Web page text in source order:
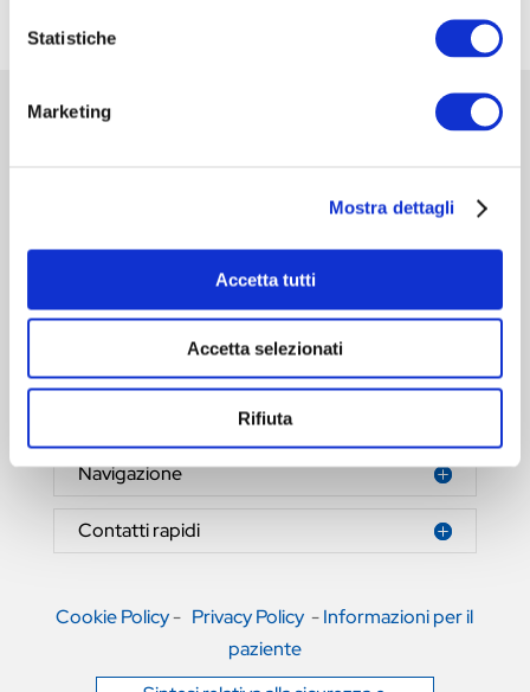
Statistiche
Marketing
Mostra dettagli
Accetta tutti
Accetta selezionati
Rifiuta
HERNIAMESH® S.r.l.
Area riservata
Navigazione
Contatti rapidi
Cookie Policy- Privacy Policy -Informazioni per il
paziente